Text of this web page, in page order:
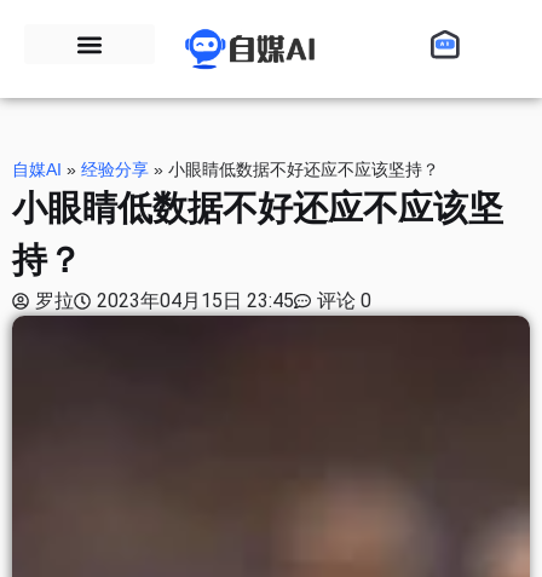
自媒AI » 经验分享 » 小眼睛低数据不好还应不应该坚持？
小眼睛低数据不好还应不应该坚
持？
罗拉 2023年04月15日 23:45 评论 0